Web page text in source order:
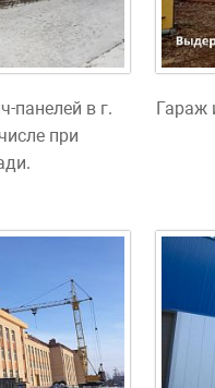
панелей в г.
при
Гараж